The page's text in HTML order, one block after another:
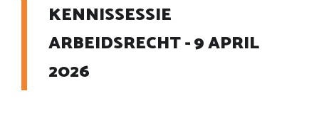
KENNISSESSIE
ARBEIDSRECHT - 9 APRIL
2026